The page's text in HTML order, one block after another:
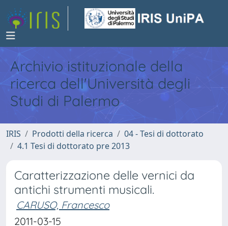
Archivio istituzionale della
ricerca dell'Università degli
Studi di Palermo
IRIS Prodotti della ricerca
04 - Tesi di dottorato
4.1 Tesi di dottorato pre 2013
Caratterizzazione delle vernici da
antichi strumenti musicali.
CARUSO, Francesco
2011-03-15